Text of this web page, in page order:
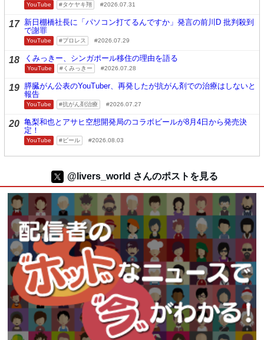
YouTube タケヤキ翔 2026.07.31
17 新日棚橋社長に「パソコン打てるんですか」発言の前川D 批判殺到
で謝罪
YouTube プロレス 2026.07.29
18 くみっきー、シンガポール移住の理由を語る
YouTube くみっきー 2026.07.28
19 膵臓がん公表のYouTuber、再発したが抗がん剤での治療はしないと
報告
YouTube 抗がん剤治療 2026.07.27
20 亀梨和也とアサヒ空想開発局のコラボビールが8月4日から発売決
定！
YouTube ビール 2026.08.03
@livers_world さんのポストを見る